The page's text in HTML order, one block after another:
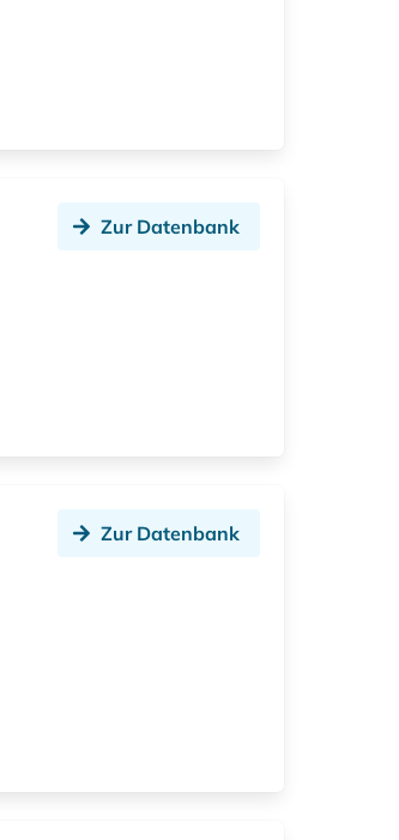
Zur Datenbank
Zur Datenbank